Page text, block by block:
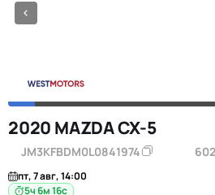
2020 MAZDA CX-5
JM3KFBDM0L0841974
пт, 7 авг, 14:00
5ч 6м 16с